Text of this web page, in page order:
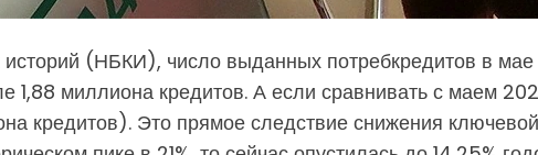
(НБКИ), число выданных потребкредитов в
миллиона кредитов. А если сравнивать с маем
кредитов). Это прямое следствие снижения